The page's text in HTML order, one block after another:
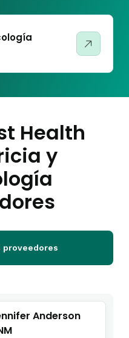
Health
y
proveedores
Anderson